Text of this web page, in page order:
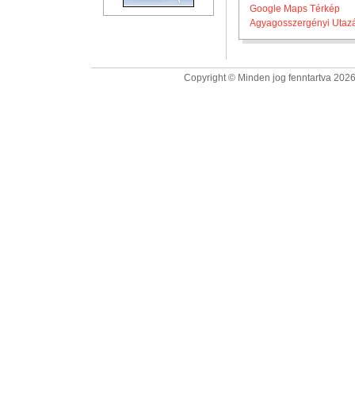
Google Maps Térkép
Agyagosszergényi
Copyright © Minden jog fenntartva